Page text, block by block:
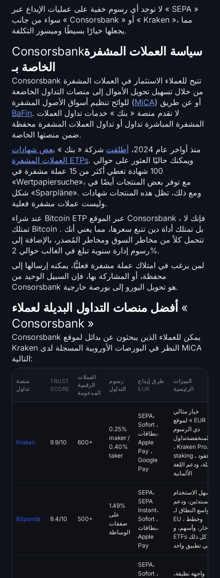
لا توجد أي رسوم خفية على عمليات الإيداع عبر « SEPA »
سواء من جانب « Consorsbank » أو « Kraken »، مما
يجعلها خيارًا بسيطًا وميسور التكلفة.
Consorsbankسياسة العملات المشفرة
الخاصة بـ
Consorsbank تتيح للعملاء الاستثمار في العملات المشفرة
من خلال تسهيل تحويل الأموال إلى منصات التداول الخاضعة
للوائح تنظيم أسواق الأصول المشفرة (MiCA ) أو عن طريق
BaFin. لا تقدم منصة « بنك » خدمات تداول العملات
المشفرة المباشرة تداول أو تداول العملات المشفرة محفظة
ضمن منصتها الخاصة.
منذ أواخر عام 2024،
أطلقت شركة « بنك » بعض شهادات
العملات المشفرة ETPs. ويمكنك حاليًا العثور على حوالي
100 شهادة تغطي أكثر من 15 عملة مشفرة في
«Wertpapiersuche»، مع توفر بعض المنتجات أيضًا في
شكل «Sparpläne». ومع ذلك، تظل هذه المنتجات شهادات
وليست عملات مشفرة فعلية.
عند شراء Bitcoin ETP عبر الموقع Consorsbank ، فإنك لا
تمتلك Bitcoin . بل تمتلك أداة دين تتبع سعرها، مما يعني أنك
تتحمل كلاً من مخاطر السوق ومخاطر المُصدر، بالإضافة إلى
رسوم إدارة سنوية تبلغ في الغالب حوالي 2%.
لمن يرغب في امتلاك عملة مشفرة فعليًّا، يمكنه إرسالها إلى
محفظة، أو المشاركة بها، فإن السبيل الوحيد من
Consorsbank هو تحويل اليورو إلى بورصة خارجية.
أفضل منصات التداول البديلة لعملاء «
Consorsbank »
Consorsbank يمكن للعملاء الذين يبحثون عن بدائل لموقع
Kraken النظر في البورصات الأوروبية المسجلة لدى MiCA
التالية:
منصة
تداول
TRUST
SCORE
العملات
الرقمية
المدعومة
رسوم
التداول
طرق إيداع
EUR
الميزات
الرئيسية
Kraken 9.9/10 600+
0.25%
maker /
0.40%
taker
SEPA،
Sofort ،
بطاقات،
Apple
Pay ،
Google
Pay
خيار مثالي
لموقع « EUR »
ذي الرسوم
المنخفضةتداول
، Kraken Pro،
staking ، عقود
آجلة، ودعم اللغة
الألمانية
Bitpanda 9.4/10 500+
1.49%
على
صفقات
الوساطة
SEPA،
SEPA
Instant،
Sofort ،
بطاقات،
Apple
Pay
سهل الاستخدام
للمبتدئين، ودعم
واسع النطاق لـ
EU ، وخطط
ادخار، وأسهم، و
ETFs كل ذلك
في تطبيق واحد
SEPA،
Sofort ،
واجهة نظيفة،